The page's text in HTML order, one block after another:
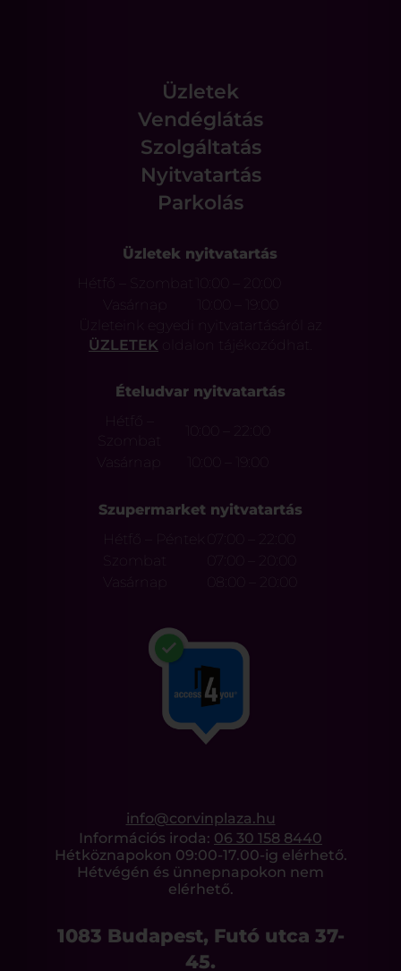
Üzletek
Vendéglátás
Szolgáltatás
Nyitvatartás
Parkolás
Üzletek nyitvatartás
Hétfő – Szombat
10:00 – 20:00
Vasárnap
Üzleteink egyedi nyitvatartásáról az
ÜZLETEK oldalon tájékozódhat.
Ételudvar nyitvatartás
Hétfő –
Szombat
10:00 – 22:00
Vasárnap
Szupermarket nyitvatartás
Hétfő – Péntek
07:00 – 22:00
Szombat
07:00 – 20:00
Vasárnap
08:00 – 20:00
info@corvinplaza.hu
Információs iroda: 06 30 158 8440
Hétköznapokon 09:00-17.00-ig elérhető.
Hétvégén és ünnepnapokon nem
elérhető.
1083 Budapest, Futó utca 37-
45.